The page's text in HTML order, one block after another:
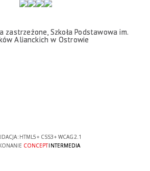
zastrzeżone, Szkoła Podstawowa im.
Alianckich w Ostrowie
HTML5+ CSS3+ WCAG 2.1
CONCEPTINTERMEDIA